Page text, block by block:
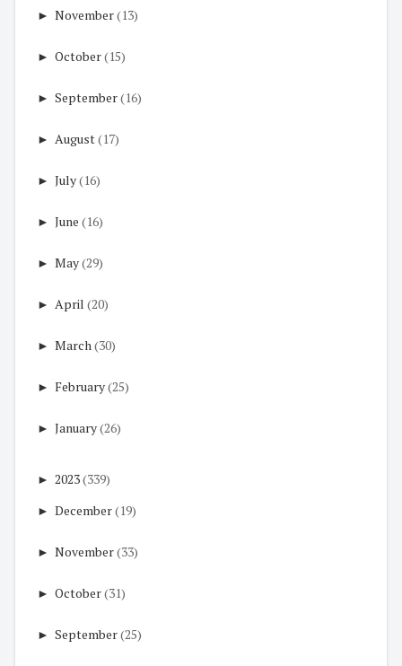
► November(13)
► October(15)
► September(16)
► August(17)
► July(16)
► June (16)
► May(29)
► April (20)
► March(30)
► February(25)
► January(26)
► 2023(339)
► December(19)
► November(33)
► October(31)
► September(25)